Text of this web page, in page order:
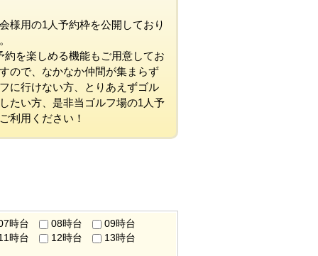
様用の1人予約枠を公開しており
約を楽しめる機能もご用意してお
ので、なかなか仲間が集まらず
に行けない方、とりあえずゴル
たい方、是非当ゴルフ場の1人予
利用ください！
時台 08時台
09時台
時台
12時台 13時台